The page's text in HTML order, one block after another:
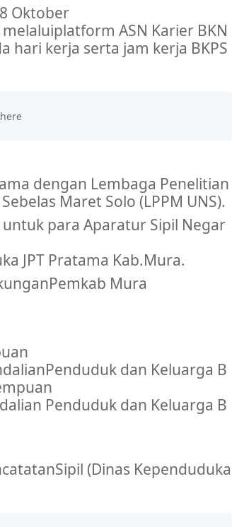
Oktober
melaluiplatform ASN Karier BKN
hari kerja serta jam kerja BKPS
dengan Lembaga Penelitian
Sebelas Maret Solo (LPPM UNS).
untuk para Aparatur Sipil Negar
JPT Pratama Kab.Mura.
Pemkab Mura
Penduduk dan Keluarga B
Penduduk dan Keluarga B
Sipil (Dinas Kependuduka